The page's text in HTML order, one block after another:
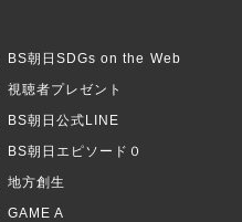
BS朝日SDGs on the Web
視聴者プレゼント
BS朝日公式LINE
BS朝日エピソード０
地方創生
GAME A